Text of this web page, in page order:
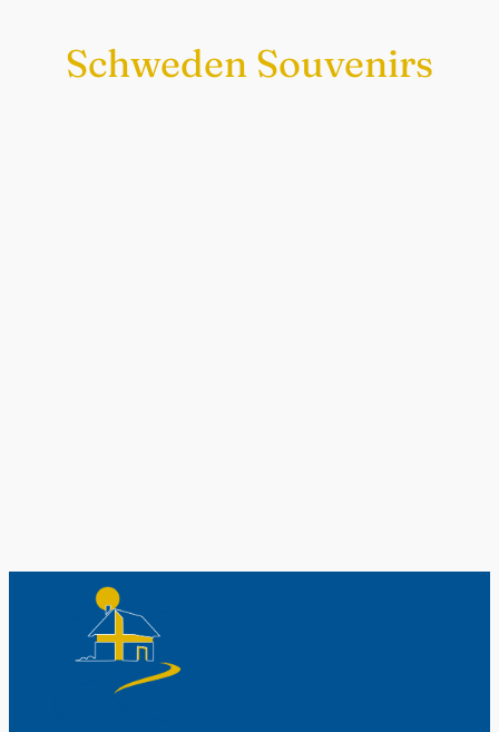
Schweden Souvenirs